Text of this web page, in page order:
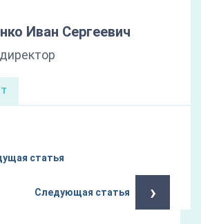
Иван Сергеевич
статья
Следующая статья ›